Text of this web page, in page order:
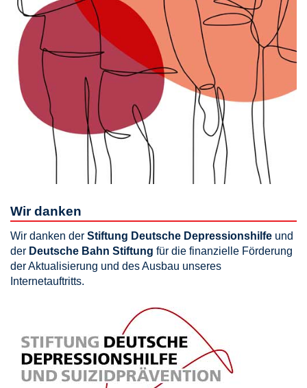
Wir danken
Wir danken der Stiftung Deutsche Depressionshilfe und
der Deutsche Bahn Stiftung für die finanzielle Förderung
der Aktualisierung und des Ausbau unseres
Internetauftritts.